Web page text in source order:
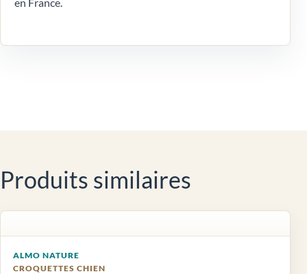
Produits similaires
ALMO NATURE
CROQUETTES CHIEN